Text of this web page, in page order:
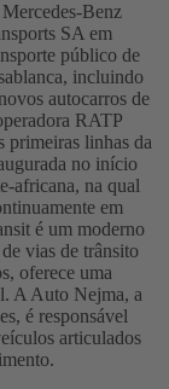
Benz
SA em
público de
incluindo
autocarros de
RATP
primeiras linhas da
no início
africana, na qual
em
é um moderno
vias de trânsito
oferece uma
A Auto Nejma, a
é responsável
articulados